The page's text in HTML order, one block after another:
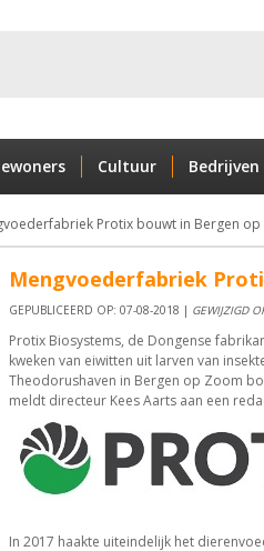
Cultuur Bedrijven
Protix bouwt in Bergen
Mengvoederfabriek
GEPUBLICEERD OP: 07-08-2018 | GEWIJZIGD
Protix Biosystems, de Dongense
kweken van eiwitten uit larven van
Theodorushaven in Bergen op Zoom
meldt directeur Kees Aarts aan een
In 2017 haakte uiteindelijk het